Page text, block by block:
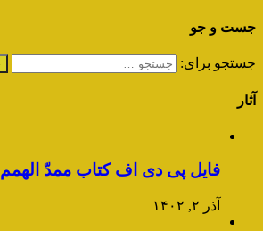
جست و جو
جستجو برای:
آثار
فایل پی دی اف کتاب ممدّ الهمم
آذر ۲, ۱۴۰۲